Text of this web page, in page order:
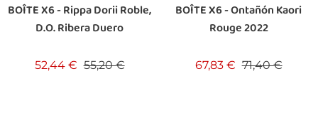
BOÎTE X6 - Rippa Dorii Roble,
D.O. Ribera Duero
52,44 € Prix de base
55,20 €Prix
BOÎTE X6 - Ontañón Kaori
Rouge 2022
67,83 € Prix de base
71,40 €Prix